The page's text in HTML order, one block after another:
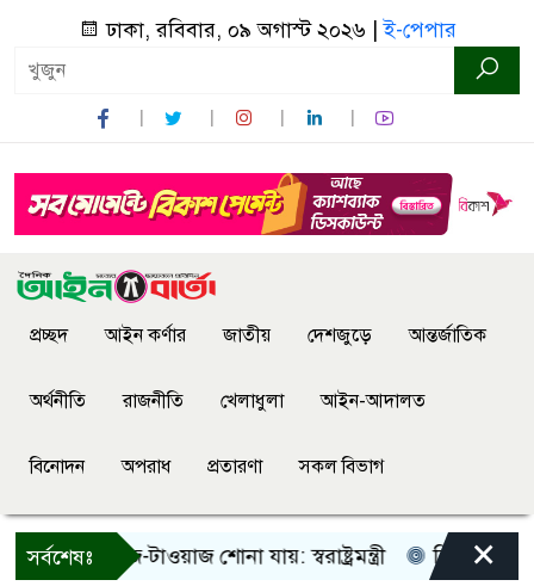
ঢাকা, রবিবার, ০৯ অগাস্ট ২০২৬ |ই-পেপার
প্রচ্ছদ আইন কর্ণার জাতীয় দেশজুড়ে আন্তর্জাতিক
অর্থনীতি রাজনীতি খেলাধুলা আইন-আদালত
বিনোদন অপরাধ প্রতারণা সকল বিভাগ
সর্বশেষঃ
শুধু আওয়াজ-টাওয়াজ শোনা যায়: স্বরাষ্ট্রমন্ত্রী তিন দিনের
×